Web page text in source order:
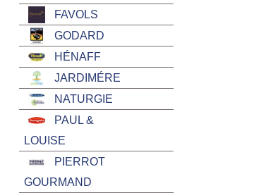
FAVOLS
GODARD
HÉNAFF
JARDIMÉRE
NATURGIE
PAUL &
LOUISE
PIERROT
GOURMAND